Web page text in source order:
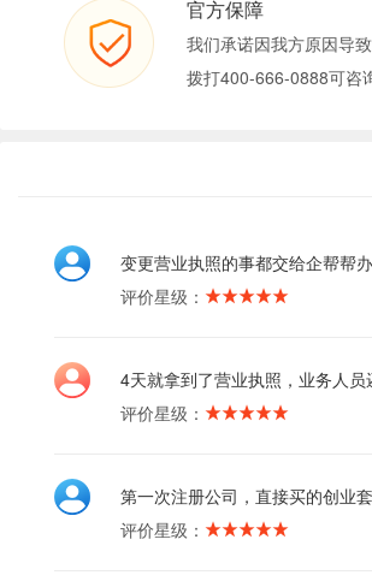
官方保障
我们承诺因我方原因导
拨打400-666-0888可咨
变更营业执照的事都交给企帮帮
评价星级：
4天就拿到了营业执照，业务人员
评价星级：
第一次注册公司，直接买的创业
评价星级：